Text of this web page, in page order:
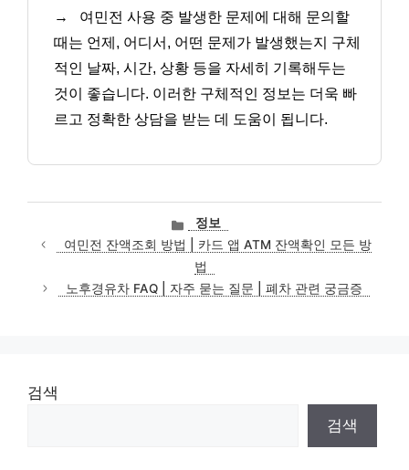
→
여민전 사용 중 발생한 문제에 대해 문의할
때는 언제, 어디서, 어떤 문제가 발생했는지 구체
적인 날짜, 시간, 상황 등을 자세히 기록해두는
것이 좋습니다. 이러한 구체적인 정보는 더욱 빠
르고 정확한 상담을 받는 데 도움이 됩니다.
카
테
고
리
정보
여민전 잔액조회 방법 | 카드 앱 ATM 잔액확인 모든 방
법
노후경유차 FAQ | 자주 묻는 질문 | 폐차 관련 궁금증
검색
검색